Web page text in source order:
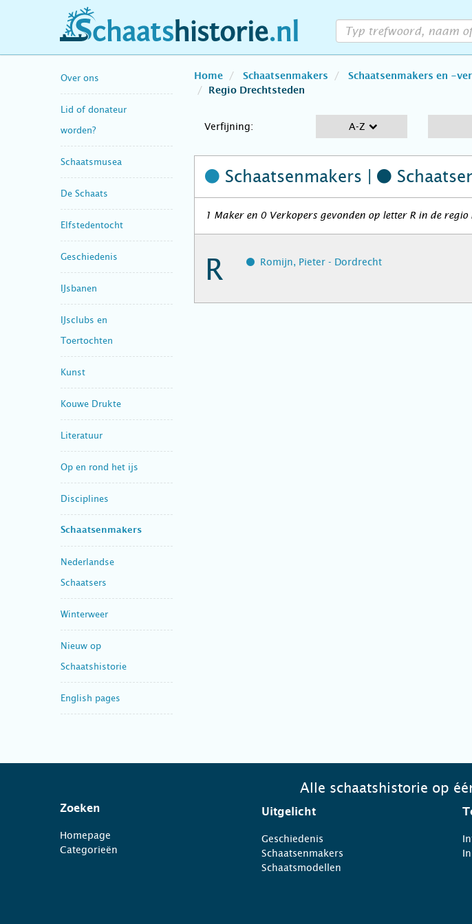
schaatshistorie.nl
Over ons
Lid of donateur
worden?
Schaatsmusea
De Schaats
Elfstedentocht
Geschiedenis
IJsbanen
IJsclubs en
Toertochten
Kunst
Kouwe Drukte
Literatuur
Op en rond het ijs
Disciplines
Schaatsenmakers
Nederlandse
Schaatsers
Winterweer
Nieuw op
Schaatshistorie
English pages
Home Schaatsenmakers Schaatsenmakers en -
Regio Drechtsteden
Verfijning: A-Z
Schaatsenmakers |
1 Maker en 0 Verkopers gevonden op letter R in de
R Romijn, Pieter - Dordrecht
Alle schaatshistorie op
Zoeken
Homepage
Categorieën
Uitgelicht
Geschiedenis
Schaatsenmakers
Schaatsmodellen